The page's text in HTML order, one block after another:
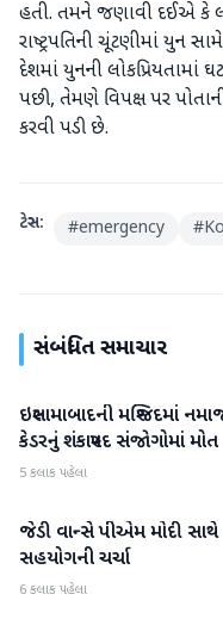
હતી. તમને જણાવી દઈએ કે
રાષ્ટ્રપતિની ચૂંટણીમાં યુન
દેશમાં યુનની લોકપ્રિયતામાં
પછી, તેમણે વિપક્ષ પર
કરવી પડી છે.
ટેગ્સ: #emergency #
સંબંધિત સમાચાર
આંતરરાષ્ટ્રીય
ઇસ્લામાબાદની મસ્જિદમાં
કેડરનું શંકાસ્પદ સંજોગોમાં મોત
5 કલાક પહેલા
આંતરરાષ્ટ્રીય
જેડી વાન્સે પીએમ મોદી
સહયોગની ચર્ચા
6 કલાક પહેલા